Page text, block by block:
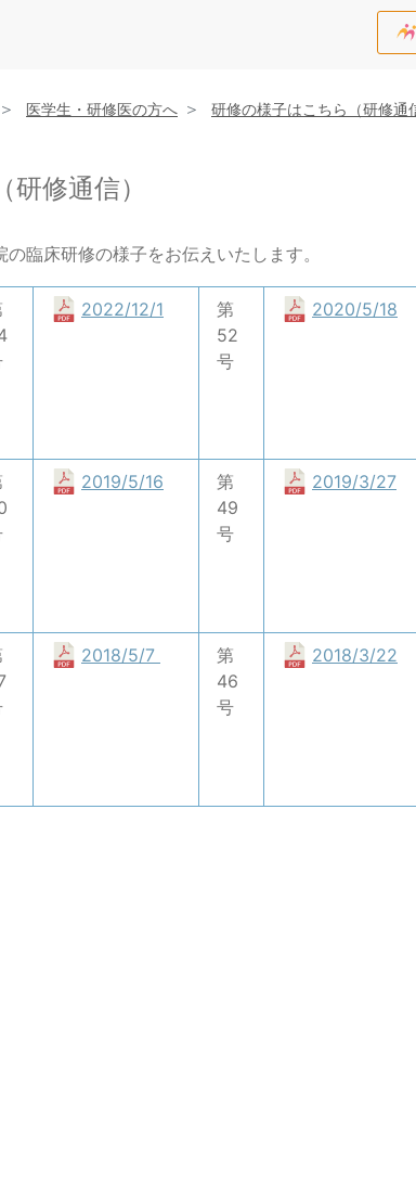
医学生・研修医の方へ 研修の様子はこちら（研修通
修通信）
臨床研修の様子をお伝えいたします。
2022/12/1
第
52
号
2020/5/18
2019/5/16
第
49
号
2019/3/27
2018/5/7
第
46
号
2018/3/22